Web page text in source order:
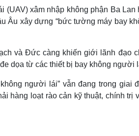
Văn hóa
Sân khấu - Điện ảnh
Âm nhạc
Di sản
Giải trí
Nghệ sĩ
xâm nhập không phận Ba Lan
Âu xây dựng “bức tường máy bay
và Đức càng khiến giới lãnh đạo
dọa từ các thiết bị bay không người
người lái” vẫn đang trong giai
hàng loạt rào cản kỹ thuật, chính trị